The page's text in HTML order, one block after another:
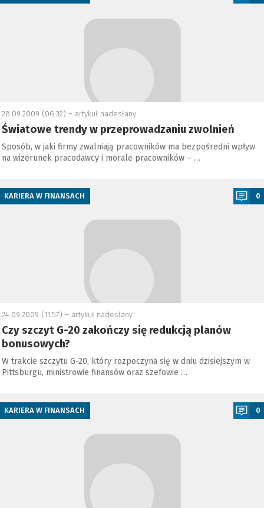
28.09.2009 (06:32) – artykuł nadesłany
Światowe trendy w przeprowadzaniu zwolnień
Sposób, w jaki firmy zwalniają pracowników ma bezpośredni wpływ
na wizerunek pracodawcy i morale pracowników – …
KARIERA W FINANSACH 0
24.09.2009 (11:57) – artykuł nadesłany
Czy szczyt G-20 zakończy się redukcją planów
bonusowych?
W trakcie szczytu G-20, który rozpoczyna się w dniu dzisiejszym w
Pittsburgu, ministrowie finansów oraz szefowie …
KARIERA W FINANSACH 0